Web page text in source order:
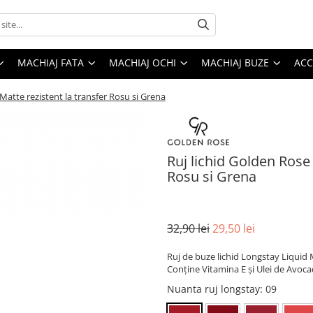
MACHIAJ FATA MACHIAJ OCHI MACHIAJ BUZE
rezistent la transfer Rosu si Grena
Ruj lichid Golden
Rosu si Grena
32,90 lei29,50 lei
Ruj de buze lichid Longstay
Conține Vitamina E și Ulei de
Nuanta ruj longstay: 09